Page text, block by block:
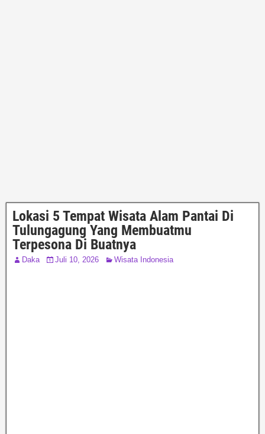
Lokasi 5 Tempat Wisata Alam Pantai Di
Tulungagung Yang Membuatmu
Terpesona Di Buatnya
Daka Juli 10, 2026 Wisata Indonesia